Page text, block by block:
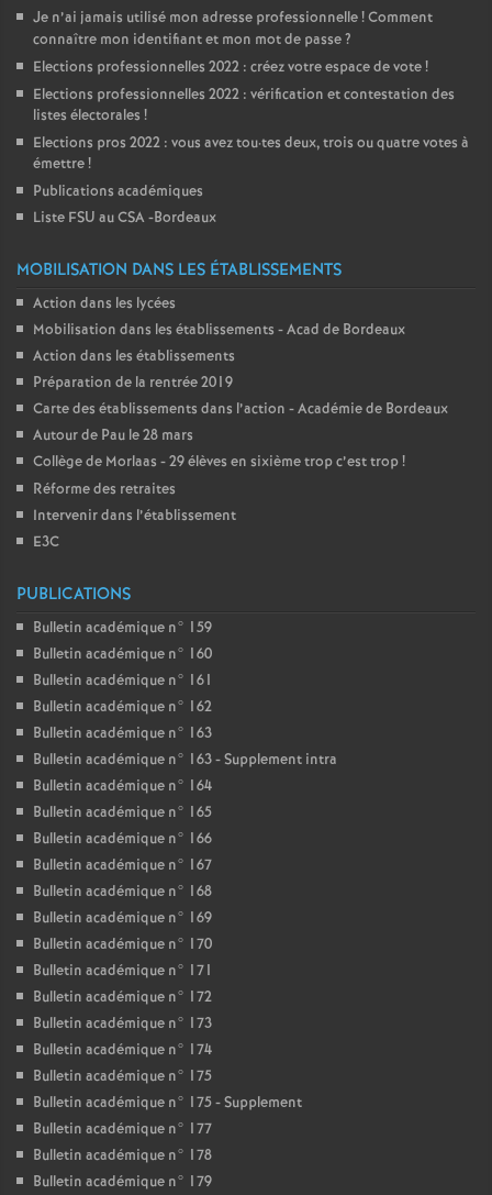
Je n’ai jamais utilisé mon adresse professionnelle! Comment
connaître mon identifiant et mon mot de passe?
Elections professionnelles 2022 : créez votre espace de vote!
Elections professionnelles 2022 : vérification et contestation des
listes électorales !
Elections pros 2022 : vous avez tou·tes deux, trois ou quatre votes à
émettre!
Publications académiques
Liste FSU au CSA -Bordeaux
MOBILISATION DANS LES ÉTABLISSEMENTS
Action dans les lycées
Mobilisation dans les établissements - Acad de Bordeaux
Action dans les établissements
Préparation de la rentrée 2019
Carte des établissements dans l’action - Académie de Bordeaux
Autour de Pau le 28 mars
Collège de Morlaas - 29 élèves en sixième trop c’est trop!
Réforme des retraites
Intervenir dans l’établissement
E3C
PUBLICATIONS
Bulletin académique n° 159
Bulletin académique n° 160
Bulletin académique n° 161
Bulletin académique n° 162
Bulletin académique n° 163
Bulletin académique n° 163 - Supplement intra
Bulletin académique n° 164
Bulletin académique n° 165
Bulletin académique n° 166
Bulletin académique n° 167
Bulletin académique n° 168
Bulletin académique n° 169
Bulletin académique n° 170
Bulletin académique n° 171
Bulletin académique n° 172
Bulletin académique n° 173
Bulletin académique n° 174
Bulletin académique n° 175
Bulletin académique n° 175 - Supplement
Bulletin académique n° 177
Bulletin académique n° 178
Bulletin académique n° 179